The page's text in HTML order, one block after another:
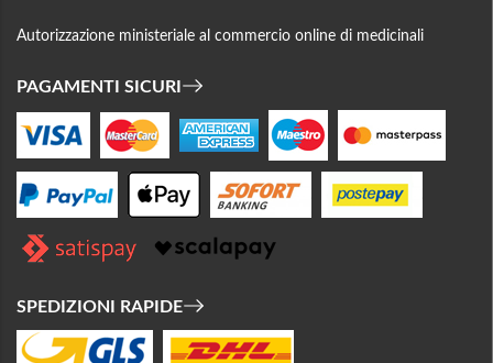
Autorizzazione ministeriale al commercio online di medicinali
PAGAMENTI SICURI
SPEDIZIONI RAPIDE